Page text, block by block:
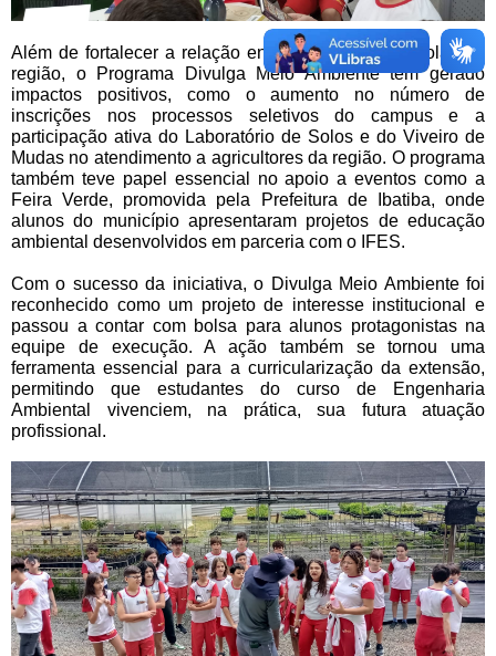
Além de fortalecer a relação entre o IFES e as escolas da
região, o Programa Divulga Meio Ambiente tem gerado
impactos positivos, como o aumento no número de
inscrições nos processos seletivos do campus e a
participação ativa do Laboratório de Solos e do Viveiro de
Mudas no atendimento a agricultores da região. O programa
também teve papel essencial no apoio a eventos como a
Feira Verde, promovida pela Prefeitura de Ibatiba, onde
alunos do município apresentaram projetos de educação
ambiental desenvolvidos em parceria com o IFES.
Com o sucesso da iniciativa, o Divulga Meio Ambiente foi
reconhecido como um projeto de interesse institucional e
passou a contar com bolsa para alunos protagonistas na
equipe de execução. A ação também se tornou uma
ferramenta essencial para a curricularização da extensão,
permitindo que estudantes do curso de Engenharia
Ambiental vivenciem, na prática, sua futura atuação
profissional.